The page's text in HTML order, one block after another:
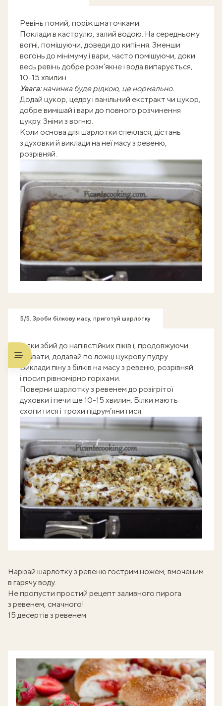
Ревінь помий, поріж шматочками.
Поклади в каструлю, залий водою. На середньому
вогні, помішуючи, доведи до кипіння. Зменши
вогонь до мінімуму і вари, часто помішуючи, доки
весь ревінь добре розм’якне і вода випарується,
10-15 хвилин.
Увага: начинка буде рідкою, це нормально.
Додай цукор, цедру і ванільний екстракт чи цукор,
добре вимішай і вари до повного розчинення
цукру. Зніми з вогню.
Коли основа для шарлотки спеклася, дістань
з духовки й виклади на неї масу з ревеню,
розрівняй.
5/5. Зроби білкову масу, приготуй шарлотку
Білки збий до напівстійких піків і, продовжуючи
збивати, додавай по ложці цукрову пудру.
Виклади піну з білків на масу з ревеню, розрівняй
і посип рівномірно горіхами.
Поверни шарлотку з ревенем до розігрітої
духовки і печи ще 10-15 хвилин. Білки мають
схопитися і трохи підрум’янитися.
Нарізай шарлотку з ревеню гострим ножем, вмоченим
в гарячу воду.
Не пропусти простий рецепт заливного пирога
з ревенем, смачного!
15 десертів з ревенем